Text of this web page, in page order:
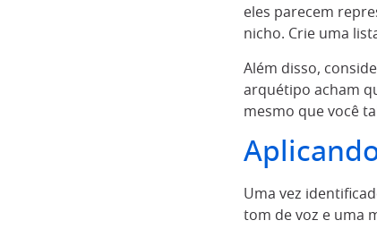
eles parecem
nicho. Crie uma
Além disso,
arquétipo acham
mesmo que você
Uma vez
tom de voz e uma